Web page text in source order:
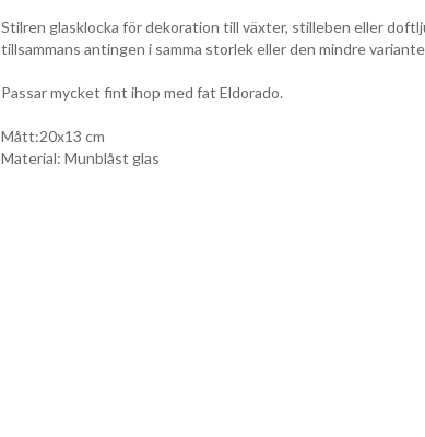
Stilren glasklocka för dekoration till växter, stilleben eller
tillsammans antingen i samma storlek eller den mindre
Passar mycket fint ihop med fat Eldorado.
Mått:20x13 cm
Material: Munblåst glas